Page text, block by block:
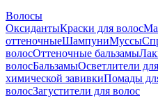
Волосы
ОксидантыКраски для волос
оттеночныеШампуниМуссы
волосОттеночные бальзамы
волосБальзамыОсветлители
химической завивкиПомады
волосЗагустители для волос